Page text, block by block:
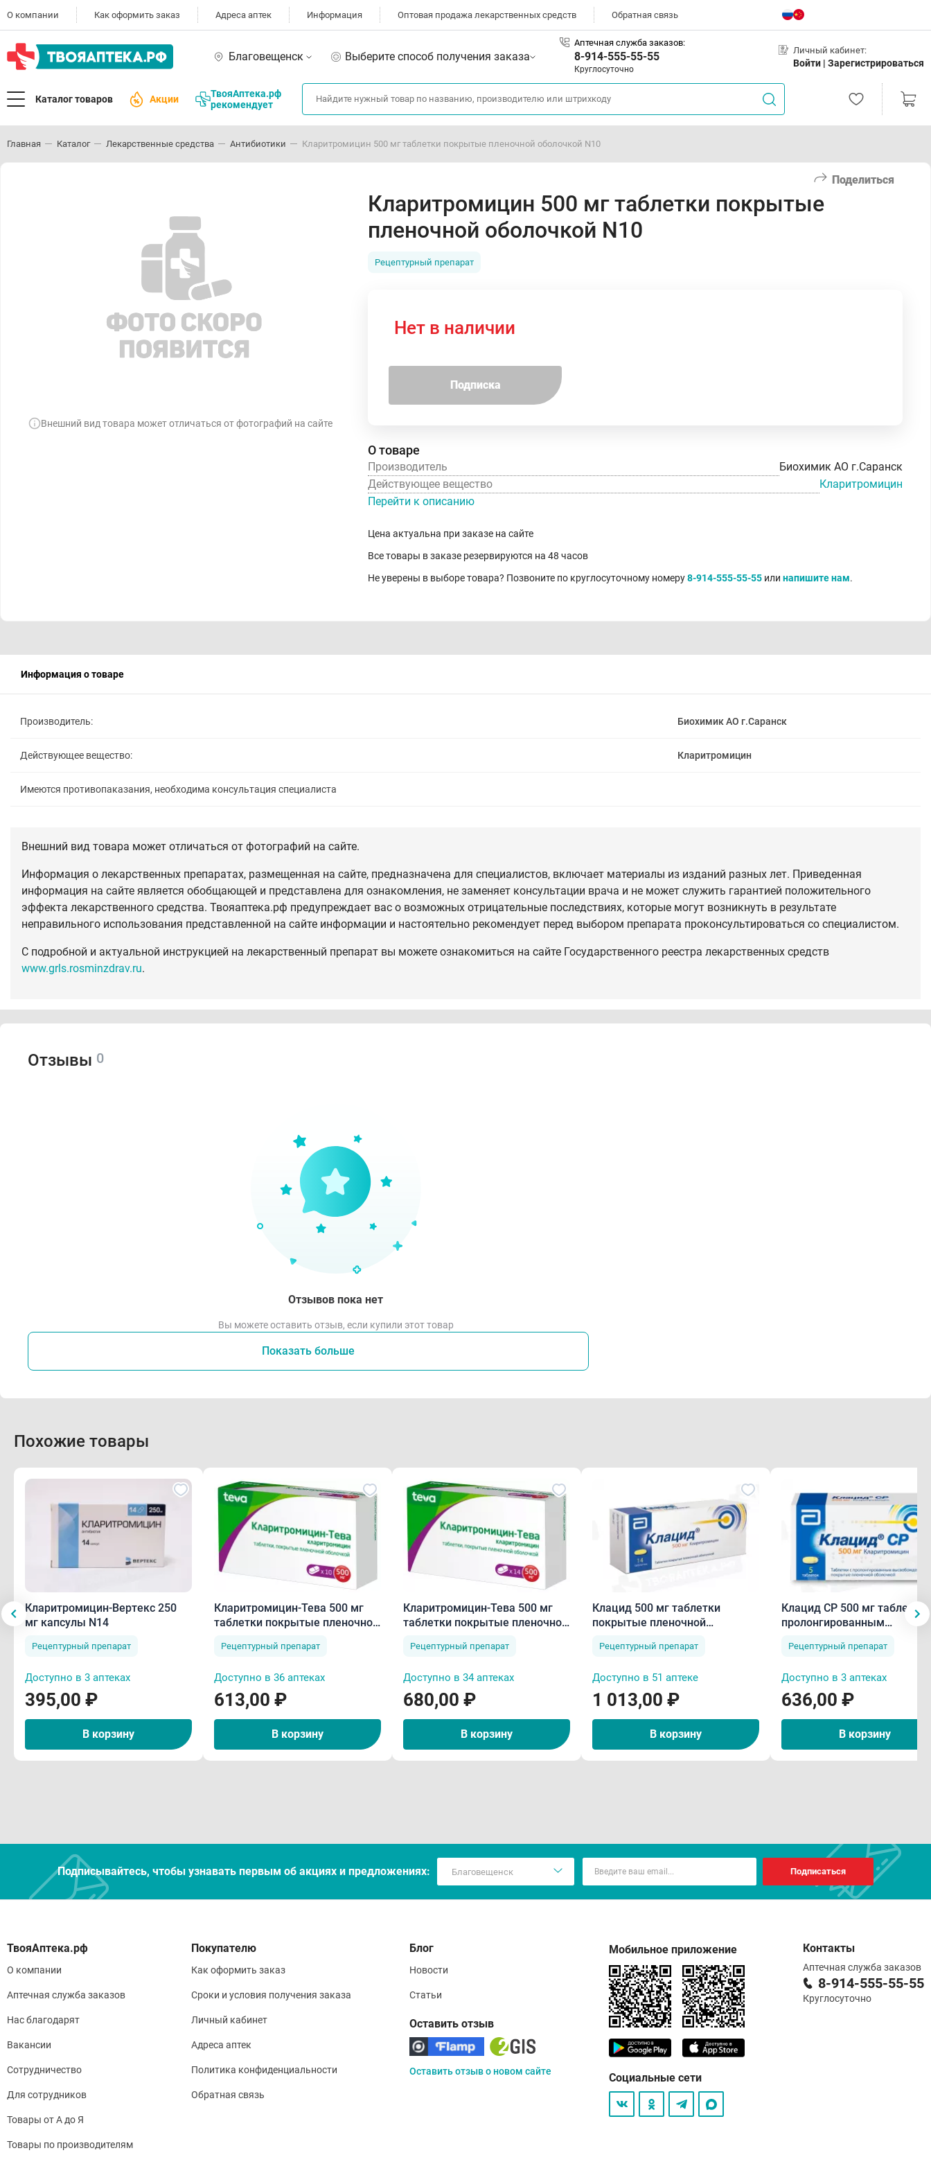
О компании Как оформить заказ Адреса аптек Информация Оптовая продажа лекарственных средств Обратная связь
Благовещенск Выберите способ получения заказа
Аптечная служба заказов:
8-914-555-55-55
Круглосуточно
Личный кабинет:
Войти | Зарегистрироваться
Каталог товаров Акции
ТвояАптека.рф
рекомендует
Главная Каталог Лекарственные средства Антибиотики Кларитромицин 500 мг таблетки покрытые пленочной оболочкой N10
Поделиться
Внешний вид товара может отличаться от фотографий на сайте
Кларитромицин 500 мг таблетки покрытые
пленочной оболочкой N10
Рецептурный препарат
Нет в наличии
Подписка
О товаре
Производитель
Биохимик АО г.Саранск
Действующее вещество
Кларитромицин
Перейти к описанию
Цена актуальна при заказе на сайте
Все товары в заказе резервируются на 48 часов
Не уверены в выборе товара? Позвоните по круглосуточному номеру8-914-555-55-55 или напишите нам.
Информация о товаре
Производитель: Биохимик АО г.Саранск
Действующее вещество: Кларитромицин
Имеются противопаказания, необходима консультация специалиста
Внешний вид товара может отличаться от фотографий на сайте.
Информация о лекарственных препаратах, размещенная на сайте, предназначена для специалистов, включает материалы из изданий разных лет. Приведенная
информация на сайте является обобщающей и представлена для ознакомления, не заменяет консультации врача и не может служить гарантией положительного
эффекта лекарственного средства. Твояаптека.рф предупреждает вас о возможных отрицательные последствиях, которые могут возникнуть в результате
неправильного использования представленной на сайте информации и настоятельно рекомендует перед выбором препарата проконсультироваться со специалистом.
С подробной и актуальной инструкцией на лекарственный препарат вы можете ознакомиться на сайте Государственного реестра лекарственных средств
www.grls.rosminzdrav.ru.
Отзывы 0
Отзывов пока нет
Вы можете оставить отзыв, если купили этот товар
Показать больше
Похожие товары
Кларитромицин-Вертекс 250
мг капсулы N14
Рецептурный препарат
Доступно в 3 аптеках
395,00 ₽
В корзину
Кларитромицин-Тева 500 мг
таблетки покрытые пленочной
Рецептурный препарат
Доступно в 36 аптеках
613,00 ₽
В корзину
Кларитромицин-Тева 500 мг
таблетки покрытые пленочной
Рецептурный препарат
Доступно в 34 аптеках
680,00 ₽
В корзину
Клацид 500 мг таблетки
покрытые пленочной
Рецептурный препарат
Доступно в 51 аптеке
1 013,00 ₽
В корзину
Клацид СР 500 мг таблетки
пролонгированным
покрытые пленочной
Рецептурный препарат
Доступно в 3 аптеках
636,00 ₽
В корзину
Подписывайтесь, чтобы узнавать первым об акцияx и предложениях: Подписаться
О компании
Аптечная служба заказов
Нас благодарят
Вакансии
Сотрудничество
Для сотрудников
Товары от А до Я
Товары по производителям
Покупателю
Как оформить заказ
Сроки и условия получения заказа
Личный кабинет
Адреса аптек
Политика конфиденциальности
Обратная связь
Блог
Новости
Статьи
Оставить отзыв
Оставить отзыв о новом сайте
Мобильное приложение
Социальные сети
Контакты
Аптечная служба заказов
8-914-555-55-55
Круглосуточно